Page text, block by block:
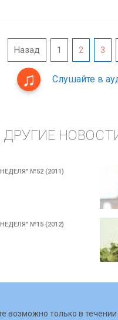
Назад 1 2 3
Слушайте в
ДРУГИЕ
№52 (2011)
№15 (2012)
возможно только в течении